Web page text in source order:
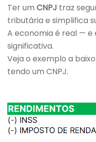
Ter um CNPJ traz
tributária e simplifica
A economia é real — e
significativa.
Veja o exemplo a
tendo um CNPJ.